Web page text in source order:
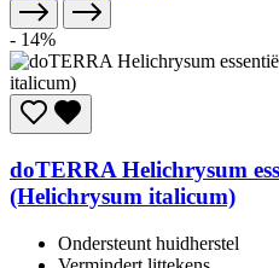
- 14%
doTERRA Helichrysum
(Helichrysum italicum)
Ondersteunt huidherstel